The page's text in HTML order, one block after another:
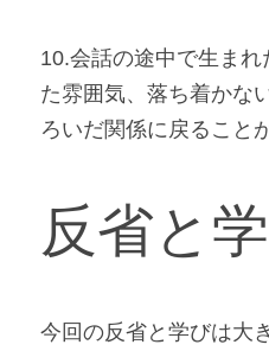
10.会話の途中で生ま
た雰囲気、落ち着かな
ろいだ関係に戻ること
反省と
今回の反省と学びは大